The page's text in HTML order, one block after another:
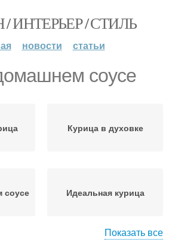
ИНТЕРЬЕР / СТИЛЬ
новости статьи
соусе
Курица в духовке
соусе Идеальная курица
Показать все